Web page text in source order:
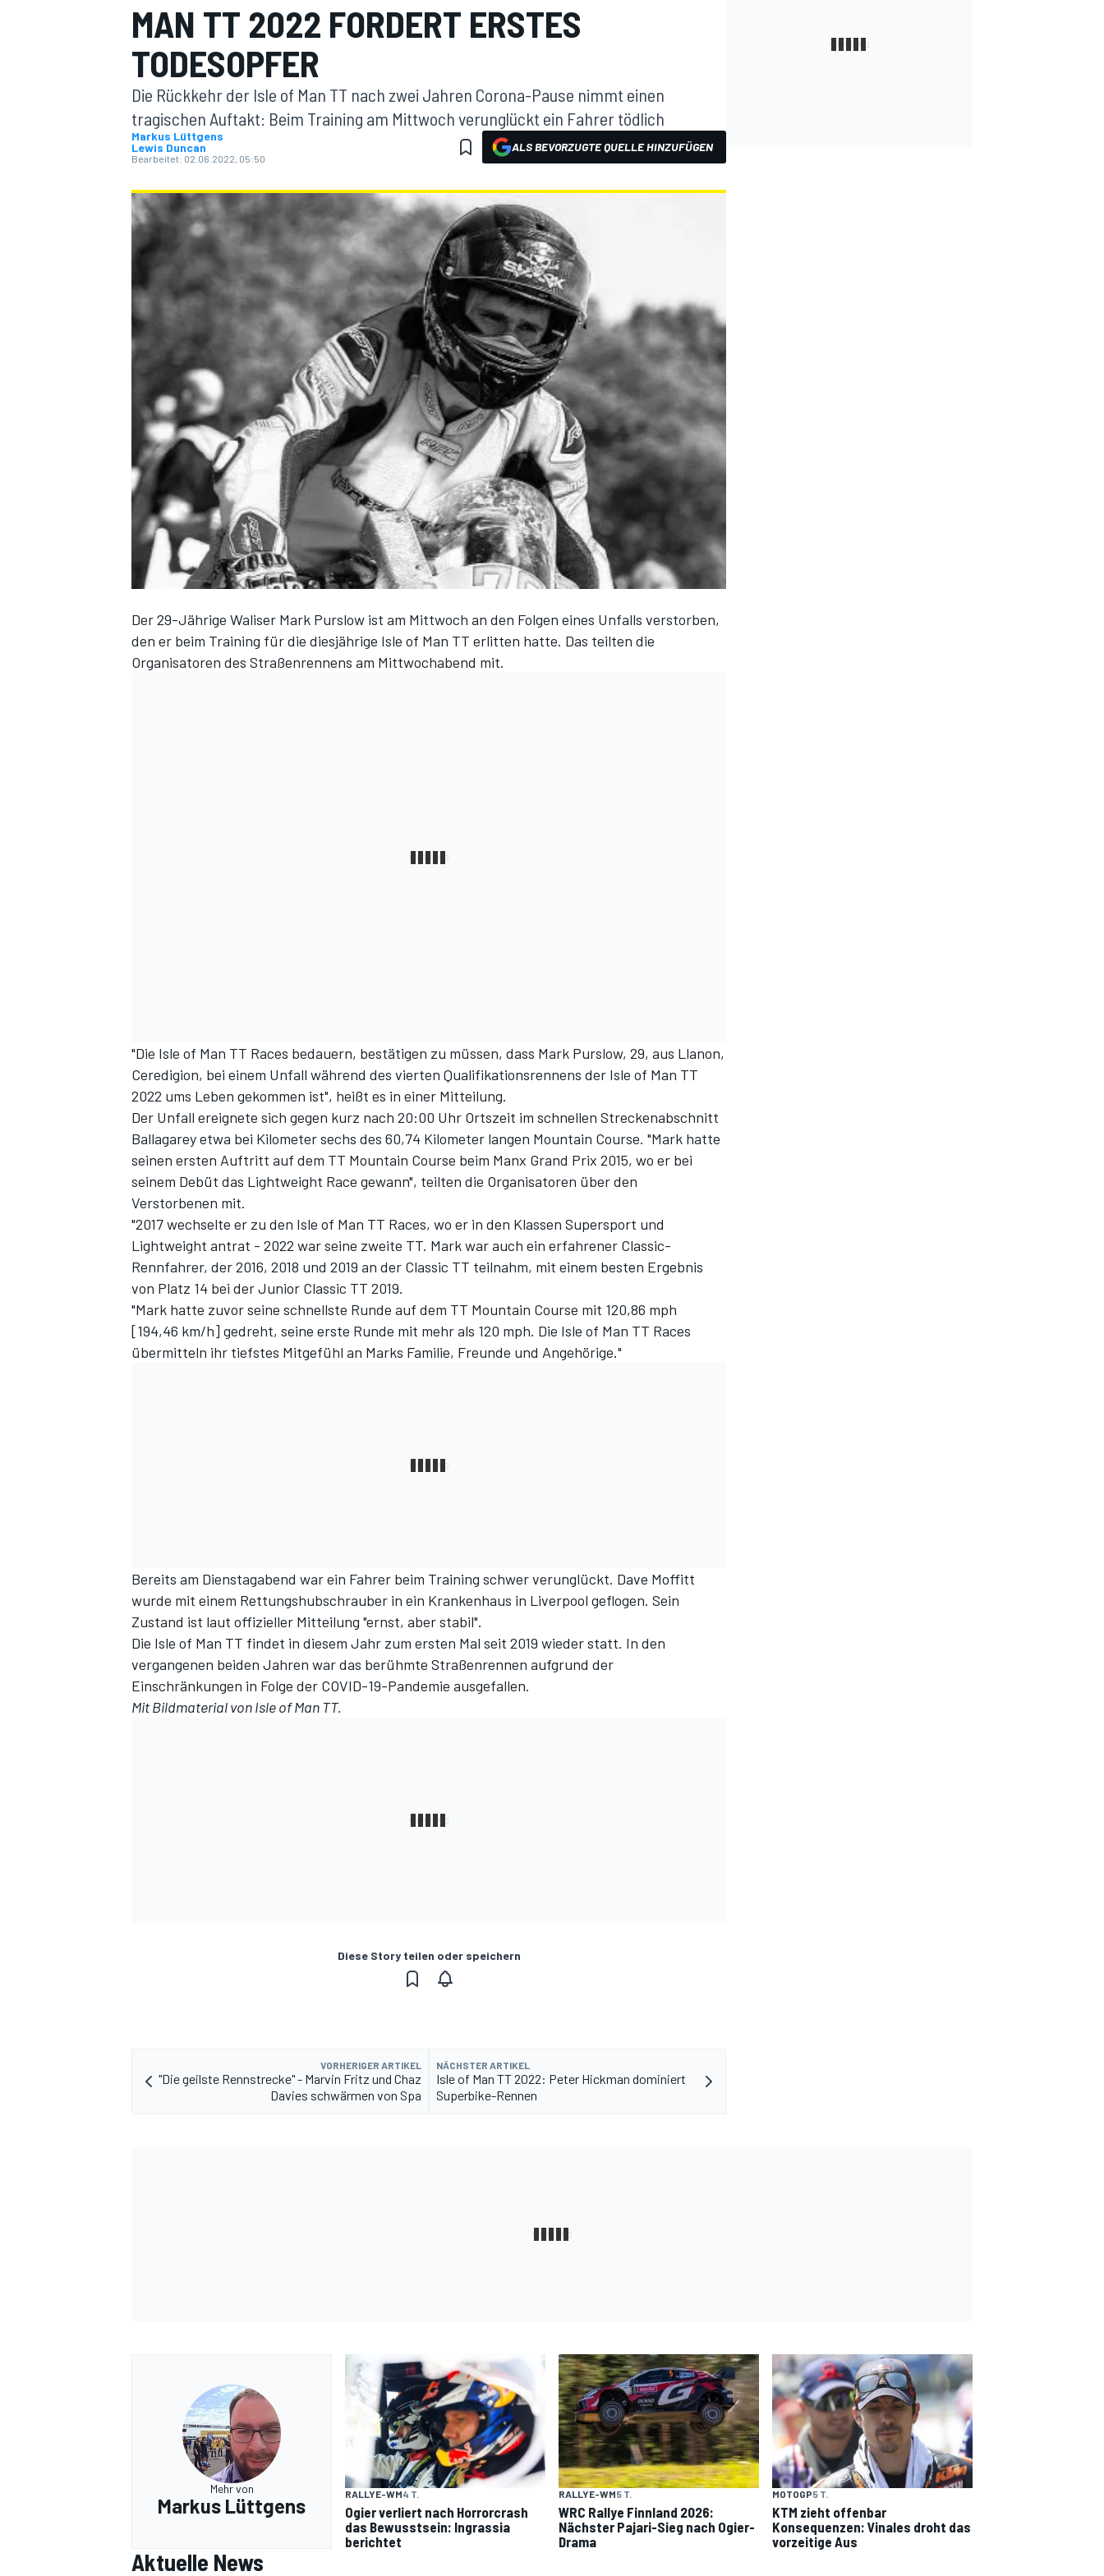
MOTOGP
DTM
SPORTWAGEN
MAN TT 2022 FORDERT ERSTES
TODESOPFER
Die Rückkehr der Isle of Man TT nach zwei Jahren Corona-Pause nimmt einen
tragischen Auftakt: Beim Training am Mittwoch verunglückt ein Fahrer tödlich
Markus Lüttgens
Lewis Duncan
Bearbeitet: 02.06.2022, 05:50
ALS BEVORZUGTE QUELLE HINZUFÜGEN
Der 29-Jährige Waliser Mark Purslow ist am Mittwoch an den Folgen eines Unfalls verstorben,
den er beim Training für die diesjährige Isle of Man TT erlitten hatte. Das teilten die
Organisatoren des Straßenrennens am Mittwochabend mit.
"Die Isle of Man TT Races bedauern, bestätigen zu müssen, dass Mark Purslow, 29, aus Llanon,
Ceredigion, bei einem Unfall während des vierten Qualifikationsrennens der Isle of Man TT
2022 ums Leben gekommen ist", heißt es in einer Mitteilung.
Der Unfall ereignete sich gegen kurz nach 20:00 Uhr Ortszeit im schnellen Streckenabschnitt
Ballagarey etwa bei Kilometer sechs des 60,74 Kilometer langen Mountain Course. "Mark hatte
seinen ersten Auftritt auf dem TT Mountain Course beim Manx Grand Prix 2015, wo er bei
seinem Debüt das Lightweight Race gewann", teilten die Organisatoren über den
Verstorbenen mit.
"2017 wechselte er zu den Isle of Man TT Races, wo er in den Klassen Supersport und
Lightweight antrat - 2022 war seine zweite TT. Mark war auch ein erfahrener Classic-
Rennfahrer, der 2016, 2018 und 2019 an der Classic TT teilnahm, mit einem besten Ergebnis
von Platz 14 bei der Junior Classic TT 2019.
"Mark hatte zuvor seine schnellste Runde auf dem TT Mountain Course mit 120,86 mph
[194,46 km/h] gedreht, seine erste Runde mit mehr als 120 mph. Die Isle of Man TT Races
übermitteln ihr tiefstes Mitgefühl an Marks Familie, Freunde und Angehörige."
Bereits am Dienstagabend war ein Fahrer beim Training schwer verunglückt. Dave Moffitt
wurde mit einem Rettungshubschrauber in ein Krankenhaus in Liverpool geflogen. Sein
Zustand ist laut offizieller Mitteilung "ernst, aber stabil".
Die Isle of Man TT findet in diesem Jahr zum ersten Mal seit 2019 wieder statt. In den
vergangenen beiden Jahren war das berühmte Straßenrennen aufgrund der
Einschränkungen in Folge der COVID-19-Pandemie ausgefallen.
Mit Bildmaterial von Isle of Man TT.
Diese Story teilen oder speichern
VORHERIGER ARTIKEL
"Die geilste Rennstrecke" - Marvin Fritz und Chaz
Davies schwärmen von Spa
NÄCHSTER ARTIKEL
Isle of Man TT 2022: Peter Hickman dominiert
Superbike-Rennen
Mehr von
Markus Lüttgens
RALLYE-WM4 T.
Ogier verliert nach Horrorcrash
das Bewusstsein: Ingrassia
berichtet
RALLYE-WM5 T.
WRC Rallye Finnland 2026:
Nächster Pajari-Sieg nach Ogier-
Drama
MOTOGP5 T.
KTM zieht offenbar
Konsequenzen: Vinales droht das
vorzeitige Aus
Aktuelle News